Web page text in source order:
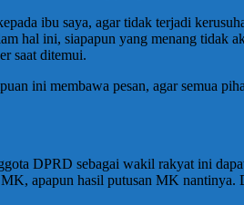
ibu saya, agar tidak terjadi
hal ini, siapapun yang menang tidak
saat ditemui.
ini membawa pesan, agar semua
DPRD sebagai wakil rakyat ini
apapun hasil putusan MK